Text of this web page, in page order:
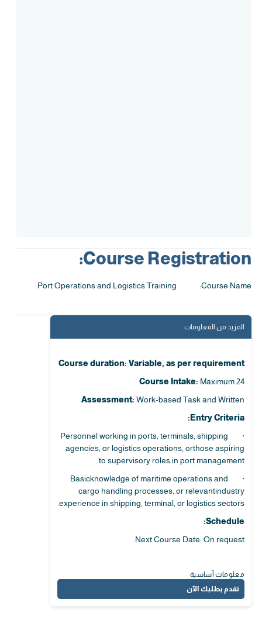
Course Registration:
Course Name:
Port Operations and Logistics Training
المزيد من المعلومات
Course duration: Variable, as per requirement
Course Intake: Maximum 24
Assessment: Work-based Task and Written
Entry Criteria:
· Personnel working in ports, terminals, shipping
agencies, or logistics operations, orthose aspiring
to supervisory roles in port management.
· Basicknowledge of maritime operations and
cargo handling processes, or relevantindustry
experience in shipping, terminal, or logistics sectors.
Schedule:
Next Course Date: On request.
معلومات أساسية
تقدم بطلبك الآن